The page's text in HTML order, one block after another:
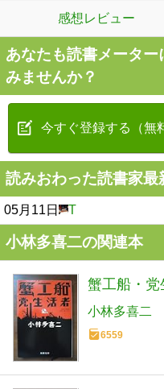
感想レビュー
あなたも読書メータ
みませんか？
今すぐ登録する（無
読みおわった読書家最
05月11日 T
小林多喜二の関連本
蟹工船・党
小林多喜二
6559